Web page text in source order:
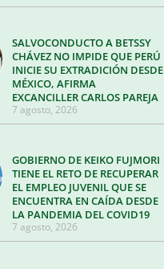
SALVOCONDUCTO A BETSSY
CHÁVEZ NO IMPIDE QUE PERÚ
INICIE SU EXTRADICIÓN DESDE
MÉXICO, AFIRMA
EXCANCILLER CARLOS PAREJA
7 agosto, 2026
GOBIERNO DE KEIKO FUJMORI
TIENE EL RETO DE RECUPERAR
EL EMPLEO JUVENIL QUE SE
ENCUENTRA EN CAÍDA DESDE
LA PANDEMIA DEL COVID19
7 agosto, 2026